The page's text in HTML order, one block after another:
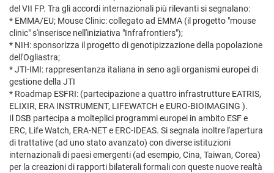
del VII FP. Tra gli accordi internazionali più rilevanti si segnalano:
* EMMA/EU; Mouse Clinic: collegato ad EMMA (il progetto "mouse
clinic" s'inserisce nell'iniziativa "Infrafrontiers");
* NIH: sponsorizza il progetto di genotipizzazione della popolazione
dell'Ogliastra;
* JTI-IMI: rappresentanza italiana in seno agli organismi europei di
gestione della JTI
* Roadmap ESFRI: (partecipazione a quattro infrastrutture EATRIS,
ELIXIR, ERA INSTRUMENT, LIFEWATCH e EURO-BIOIMAGING ).
Il DSB partecipa a molteplici programmi europei in ambito ESF e
ERC, Life Watch, ERA-NET e ERC-IDEAS. Si segnala inoltre l'apertura
di trattative (ad uno stato avanzato) con diverse istituzioni
internazionali di paesi emergenti (ad esempio, Cina, Taiwan, Corea)
per la creazioni di rapporti bilaterali formali con queste nuove realtà